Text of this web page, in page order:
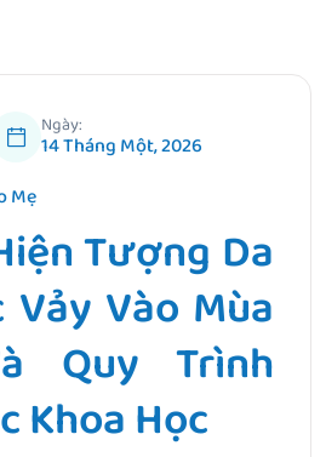
Ngày:
14 Tháng Một, 2026
Mẹ
Tượng Da
Vảy Vào Mùa
Quy Trình
Khoa Học